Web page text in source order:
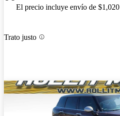
El precio incluye envío de $1,020
Trato justo